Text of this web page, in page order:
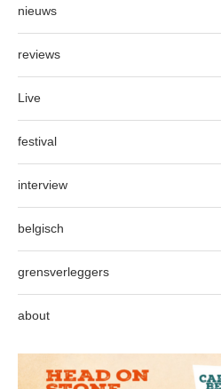
nieuws
reviews
Live
festival
interview
belgisch
grensverleggers
about